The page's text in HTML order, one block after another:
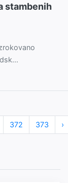
stambenih
372 373 ›